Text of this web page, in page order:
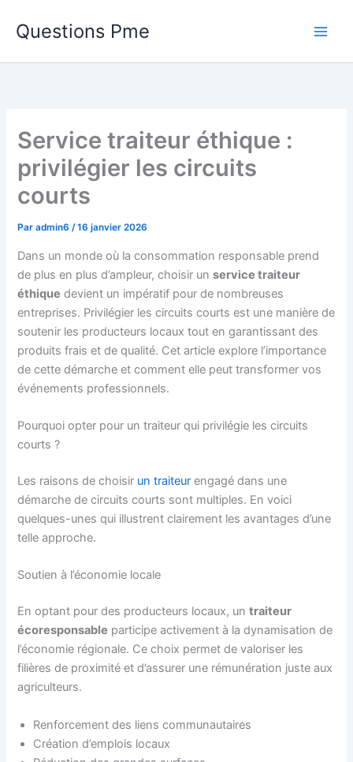
Questions Pme
Service traiteur éthique :
privilégier les circuits
courts
Paradmin6/16 janvier 2026
Dans un monde où la consommation responsable prend
de plus en plus d’ampleur, choisir unservice traiteur
éthique devient un impératif pour de nombreuses
entreprises. Privilégier les circuits courts est une manière de
soutenir les producteurs locaux tout en garantissant des
produits frais et de qualité. Cet article explore l’importance
de cette démarche et comment elle peut transformer vos
événements professionnels.
Pourquoi opter pour un traiteur qui privilégie les circuits
courts ?
Les raisons de choisir un traiteur engagé dans une
démarche de circuits courts sont multiples. En voici
quelques-unes qui illustrent clairement les avantages d’une
telle approche.
Soutien à l’économie locale
En optant pour des producteurs locaux, untraiteur
écoresponsable participe activement à la dynamisation de
l’économie régionale. Ce choix permet de valoriser les
filières de proximité et d’assurer une rémunération juste aux
agriculteurs.
Renforcement des liens communautaires
Création d’emplois locaux